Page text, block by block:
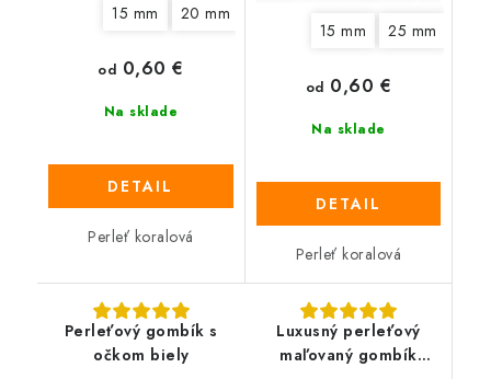
15 mm 20 mm
Na sklade
od 0,60 €
DETAIL
Perleť koralová
15 mm 25 mm
Na sklade
od 0,60 €
DETAIL
Perleť koralová
Perleťový gombík s
očkom biely
Luxusný perleťový
maľovaný gombík